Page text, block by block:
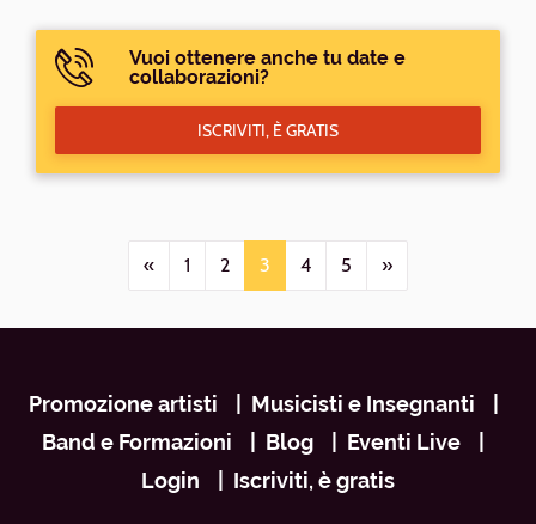
Vuoi ottenere anche tu date e
collaborazioni?
ISCRIVITI, È GRATIS
« 1 2 3 4 5 »
Navigazione
footer
Promozione artisti
Musicisti e Insegnanti
Band e Formazioni
Blog
Eventi Live
Login
Iscriviti, è gratis